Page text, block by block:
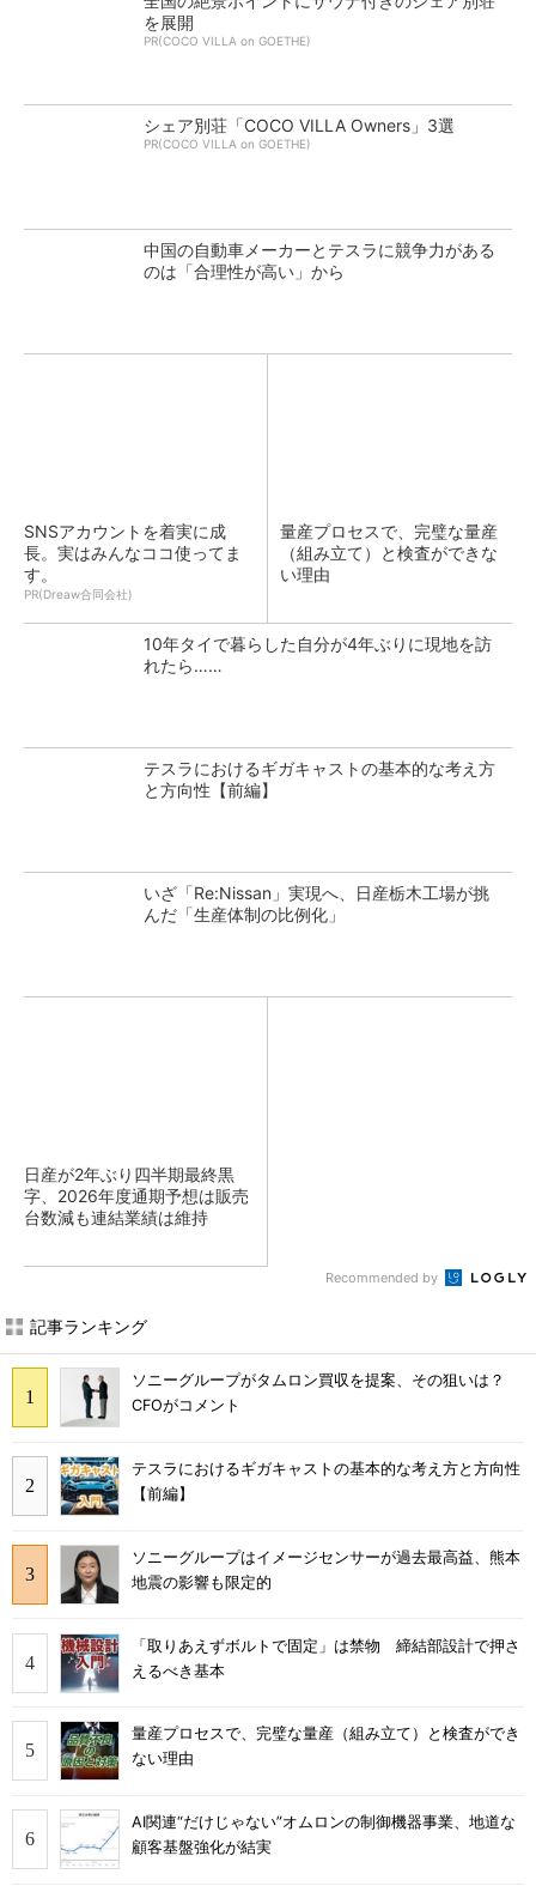
を展開
PR(COCO VILLA on GOETHE)
シェア別荘「COCO VILLA Owners」3選
PR(COCO VILLA on GOETHE)
中国の自動車メーカーとテスラに競争力がある
のは「合理性が高い」から
SNSアカウントを着実に成
長。実はみんなココ使ってま
す。
PR(Dreaw合同会社)
量産プロセスで、完璧な量産
（組み立て）と検査ができな
い理由
10年タイで暮らした自分が4年ぶりに現地を訪
れたら……
テスラにおけるギガキャストの基本的な考え方
と方向性【前編】
いざ「Re:Nissan」実現へ、日産栃木工場が挑
んだ「生産体制の比例化」
日産が2年ぶり四半期最終黒
字、2026年度通期予想は販売
台数減も連結業績は維持
Recommended by
記事ランキング
ソニーグループがタムロン買収を提案、その狙いは？
CFOがコメント
テスラにおけるギガキャストの基本的な考え方と方向性
【前編】
ソニーグループはイメージセンサーが過去最高益、熊本
地震の影響も限定的
「取りあえずボルトで固定」は禁物 締結部設計で押さ
えるべき基本
量産プロセスで、完璧な量産（組み立て）と検査ができ
ない理由
AI関連“だけじゃない”オムロンの制御機器事業、地道な
顧客基盤強化が結実